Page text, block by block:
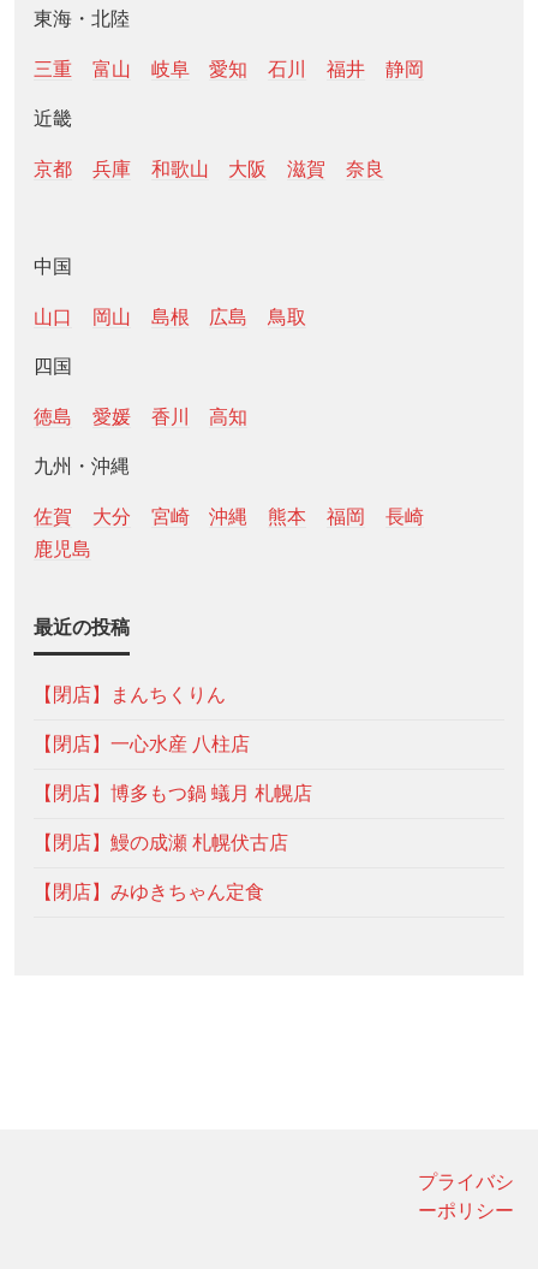
東海・北陸
三重 富山 岐阜 愛知 石川 福井 静岡
近畿
京都 兵庫 和歌山 大阪 滋賀 奈良
中国
山口 岡山 島根 広島 鳥取
四国
徳島 愛媛 香川 高知
九州・沖縄
佐賀 大分 宮崎 沖縄 熊本 福岡
長崎
鹿児島
最近の投稿
【閉店】まんちくりん
【閉店】一心水産 八柱店
【閉店】博多もつ鍋 蟻月 札幌店
【閉店】鰻の成瀬 札幌伏古店
【閉店】みゆきちゃん定食
プライバシ
ーポリシー